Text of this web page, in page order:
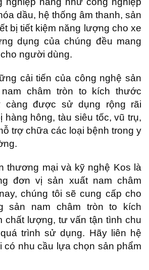
dầu, hệ thống âm thanh, sản
bị tiết kiệm năng lượng cho xe
dụng của chúng đều mang
người dùng.
cải tiến của công nghệ sản
châm tròn to kích thước
càng được sử dụng rộng rãi
hàng hông, tàu siêu tốc, vũ trụ,
trợ chữa các loại bệnh trong y
thương mại và kỹ nghệ Kos là
đơn vị sản xuất nam châm
chúng tôi sẽ cung cấp cho
sản nam châm tròn to kích
chất lượng, tư vấn tận tình chu
trình sử dụng. Hãy liên hệ
có nhu cầu lựa chọn sản phẩm